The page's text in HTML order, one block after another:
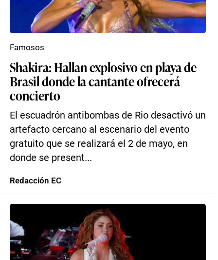
Shakira: Hallan explosivo en playa de
Brasil donde la cantante ofrecerá
concierto
El escuadrón antibombas de Rio desactivó un
artefacto cercano al escenario del evento
gratuito que se realizará el 2 de mayo, en
donde se present...
Famosos
Redacción EC